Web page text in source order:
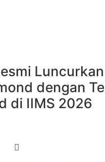
Luncurkan
dengan
di IIMS 2026